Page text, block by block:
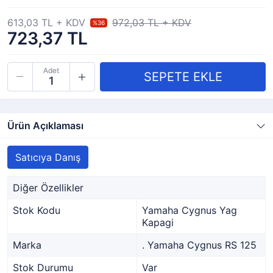
723,37 TL
613,03 TL + KDV %36 972,03 TL + KDV
Adet
Ürün Açıklaması
Satıcıya Danış
Diğer Özellikler
Stok Kodu
Yamaha Cygnus Yag
Kapagi
Marka
. Yamaha Cygnus RS 125
Stok Durumu
Var